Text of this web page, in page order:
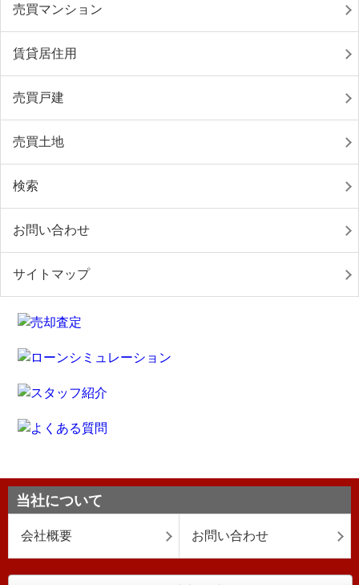
売買マンション
賃貸居住用
売買戸建
売買土地
検索
お問い合わせ
サイトマップ
当社について
会社概要 お問い合わせ